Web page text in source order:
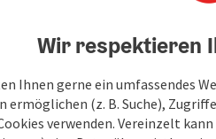
Wir respektieren
Ihnen gerne ein umfassendes
ermöglichen (z. B. Suche),
verwenden. Vereinzelt